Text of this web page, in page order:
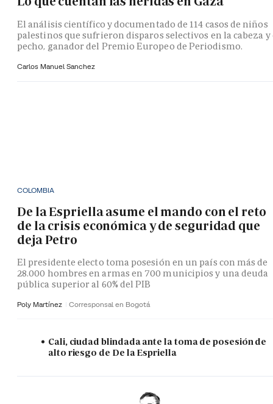
El análisis científico y documentado de 114 casos de niños
palestinos que sufrieron disparos selectivos en la cabeza y
pecho, ganador del Premio Europeo de Periodismo.
Carlos Manuel Sanchez
COLOMBIA
De la Espriella asume el mando con el reto
de la crisis económica y de seguridad que
deja Petro
El presidente electo toma posesión en un país con más de
28.000 hombres en armas en 700 municipios y una deuda
pública superior al 60% del PIB
Poly Martínez Corresponsal en Bogotá
Cali, ciudad blindada ante la toma de posesión de
alto riesgo de De la Espriella